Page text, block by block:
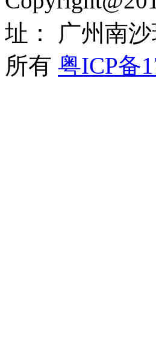
址： 广州南
所有 粤ICP备